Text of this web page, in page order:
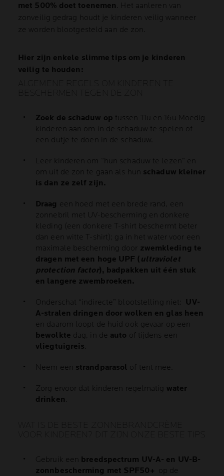
met 500% doet toenemen
. Het aanleren van
zonveilig gedrag houdt je kinderen veilig wanneer
ze worden blootgesteld aan de zon.
Hier zijn enkele slimme tips om je kinderen
veilig te houden:
Zoek de schaduw op tussen 11u en 16u Moedig
kinderen aan om in de schaduw te spelen of
een dutje te doen in de schaduw.
Leer kinderen om “hun schaduw te lezen” en
om uit de zon te gaan als hun schaduw kleiner
is dan ze zelf zijn.
Draag een hoed met een brede rand, een
zonnebril met UV-bescherming en donkere
kleding (een donkere T-shirt beschermt beter
dan een witte T-shirt); ga in het water voor een
maximale bescherming door zwemkleding te
dragen met een hoge UPF ( ultraviolet
protection factor), badpakken uit één stuk
en langere zwembroeken.
Onderschat “indirecte” blootstelling niet:
UV-
A-stralen dringen door wolken en glas heen
en daarom loopt de huid ook gevaar op een
bewolkte dag, in de auto of tijdens een
vliegtuigreis
Neem een strandparasol of tent mee.
Zorg ervoor dat kinderen regelmatig water
drinken
Gebruik een breedspectrum UV-A- en UV-B-
zonnbescherming met SPF50+ op de